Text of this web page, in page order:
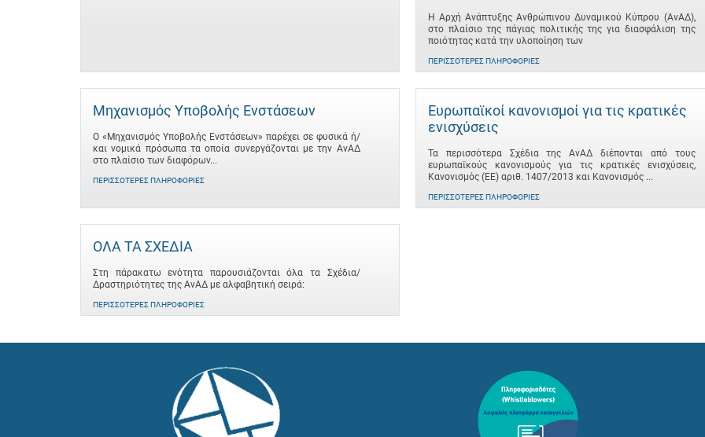
Η Αρχή Ανάπτυξης Ανθρώπινου Δυναμικού Κύπρου (ΑνΑΔ),
στο πλαίσιο της πάγιας πολιτικής της για διασφάλιση της
ποιότητας κατά την υλοποίηση των
ΠΕΡΙΣΣΌΤΕΡΕΣ ΠΛΗΡΟΦΟΡΊΕΣ
Μηχανισμός Υποβολής Ενστάσεων
Ο «Μηχανισμός Υποβολής Ενστάσεων» παρέχει σε φυσικά ή/
και νομικά πρόσωπα τα οποία συνεργάζονται με την ΑνΑΔ
στο πλαίσιο των διαφόρων...
ΠΕΡΙΣΣΌΤΕΡΕΣ ΠΛΗΡΟΦΟΡΊΕΣ
Ευρωπαϊκοί κανονισμοί για τις κρατικές
ενισχύσεις
Τα περισσότερα Σχέδια της ΑνΑΔ διέπονται από τους
ευρωπαϊκούς κανονισμούς για τις κρατικές ενισχύσεις,
Κανονισμός (ΕΕ) αριθ. 1407/2013 και Κανονισμός ...
ΠΕΡΙΣΣΌΤΕΡΕΣ ΠΛΗΡΟΦΟΡΊΕΣ
ΟΛΑ ΤΑ ΣΧΕΔΙΑ
Στη πάρακατω ενότητα παρουσιάζονται όλα τα Σχέδια/
Δραστηριότητες της ΑνΑΔ με αλφαβητική σειρά:
ΠΕΡΙΣΣΌΤΕΡΕΣ ΠΛΗΡΟΦΟΡΊΕΣ